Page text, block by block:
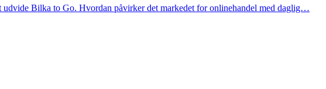
udvide Bilka to Go. Hvordan påvirker det markedet for onlinehandel med daglig…